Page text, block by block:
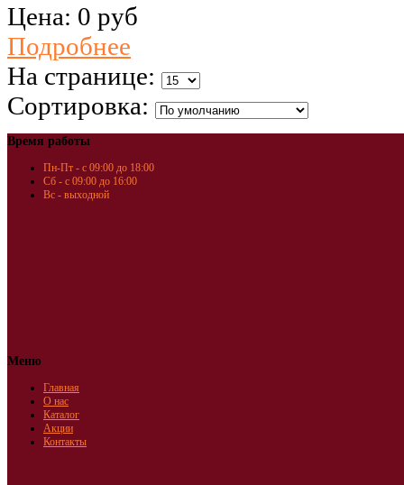
Цена: 0 руб
Подробнее
На странице:
Сортировка:
Время работы
Пн-Пт - с 09:00 до 18:00
Сб - с 09:00 до 16:00
Вс - выходной
Меню
Главная
О нас
Каталог
Акции
Контакты